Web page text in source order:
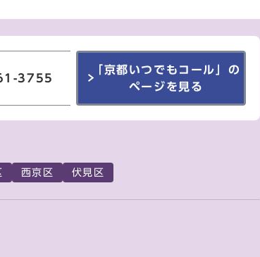
3755
「京都いつでもコール」の
ページを見る
西京区 伏見区